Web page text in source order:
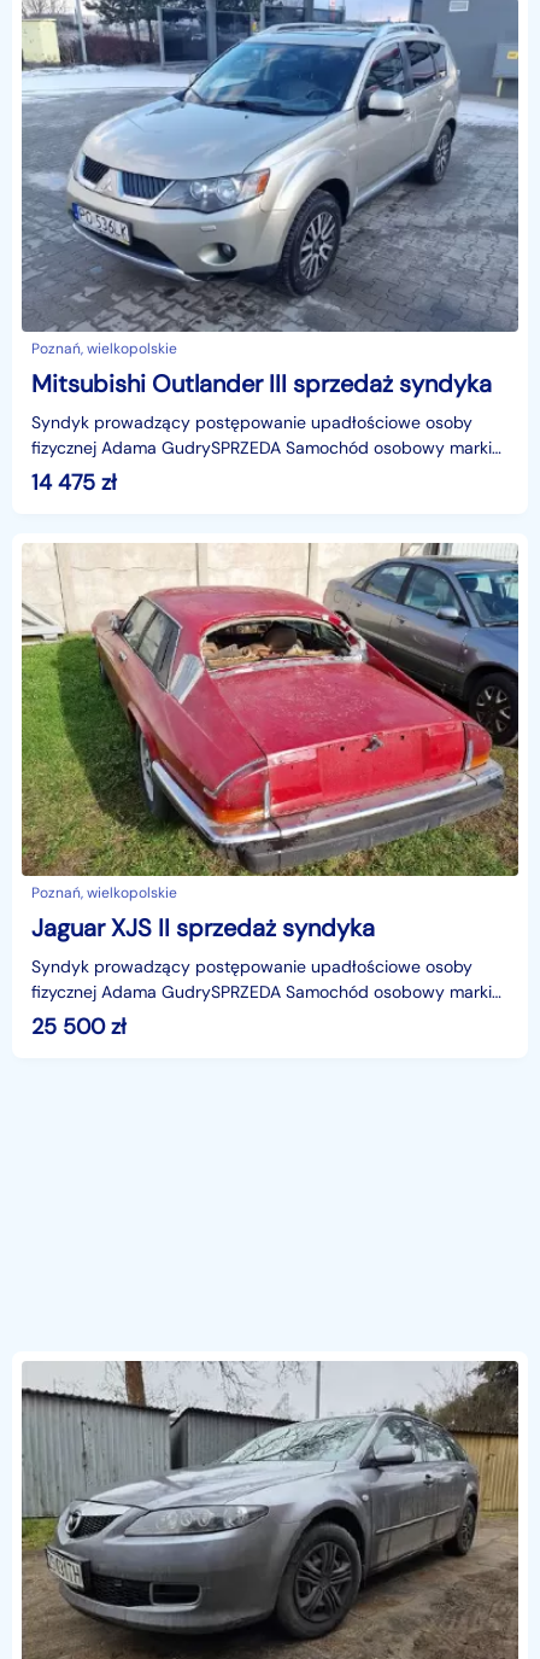
Poznań, wielkopolskie
Mitsubishi Outlander III sprzedaż syndyka
Syndyk prowadzący postępowanie upadłościowe osoby
fizycznej Adama GudrySPRZEDA Samochód osobowy marki
Mitsubishi Outlander Kombi, rok produkcji: 2008, VIN: JMBX
14 475 zł
Poznań, wielkopolskie
Jaguar XJS II sprzedaż syndyka
Syndyk prowadzący postępowanie upadłościowe osoby
fizycznej Adama GudrySPRZEDA Samochód osobowy marki
Jaguar XJ-S, rok produkcji: 1986, VIN: SAJNV5845HC134560,
25 500zł